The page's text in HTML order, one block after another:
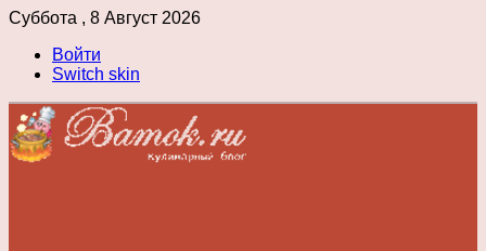
Суббота , 8 Август 2026
Войти
Switch skin